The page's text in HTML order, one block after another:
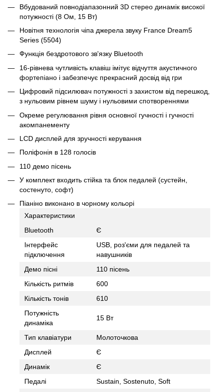
Вбудований повнодіапазонний 3D стерео динамік високої
потужності (8 Ом, 15 Вт)
Новітня технологія чіпа джерела звуку France Dream5
Series (5504)
Функція бездротового зв'язку Bluetooth
16-рівнева чутливість клавіш імітує відчуття акустичного
фортепіано і забезпечує прекрасний досвід від гри
Цифровий підсилювач потужності з захистом від перешкод,
з нульовим рівнем шуму і нульовими спотвореннями
Окреме регулювання рівня основної гучності і гучності
акомпанементу
LCD дисплей для зручності керування
Поліфонія в 128 голосів
110 демо пісень
У комплект входить стійка та блок педалей (сустейн,
состенуто, софт)
Піаніно виконано в чорному кольорі
Характеристики
Bluetooth
Є
Інтерфейс
підключення
USB, роз'єми для педалей та
навушників
Демо пісні
110 пісень
Кількість ритмів
600
Кількість тонів
610
Потужність
динаміка
15 Вт
Тип клавіатури
Молоточкова
Дисплей
Є
Динамік
Є
Педалі
Sustain, Sostenuto, Soft